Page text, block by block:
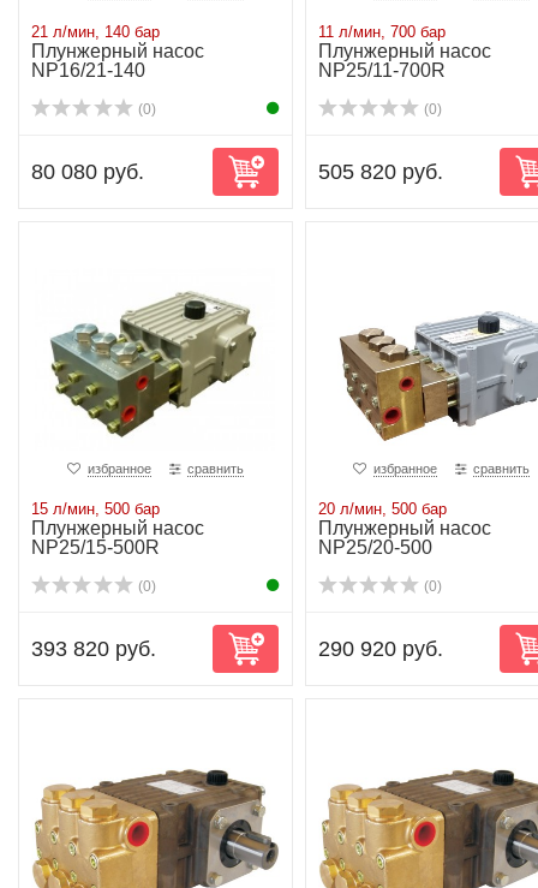
21 л/мин, 140 бар
Плунжерный насос
NP16/21-140
(0)
80 080 руб.
11 л/мин, 700 бар
Плунжерный насос
NP25/11-700R
(0)
505 820 руб.
избранное сравнить
15 л/мин, 500 бар
Плунжерный насос
NP25/15-500R
(0)
393 820 руб.
избранное сравнить
20 л/мин, 500 бар
Плунжерный насос
NP25/20-500
(0)
290 920 руб.